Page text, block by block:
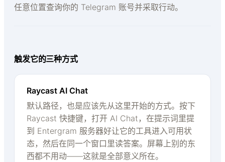
任意位置查询你的 Telegram 账号并采取行动。
触发它的三种方式
Raycast AI Chat
默认路径，也是应该先从这里开始的方式。按下
Raycast 快捷键，打开 AI Chat，在提示词里提
到 Entergram 服务器好让它的工具进入可用状
态，然后在同一个窗口里读答案。屏幕上别的东
西都不用动——这就是全部意义所在。